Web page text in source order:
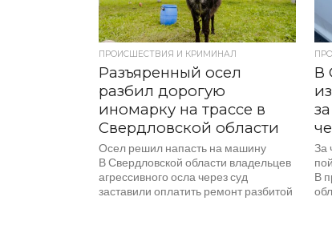
ПРОИСШЕСТВИЯ И КРИМИНАЛ
Разъяренный осел
разбил дорогую
иномарку на трассе в
Свердловской области
Осел решил напасть на машину
В Свердловской области владельцев
агрессивного осла через суд
заставили оплатить ремонт разбитой
В
За
В